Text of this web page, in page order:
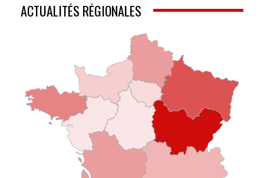
ACTUALITÉS RÉGIONALES